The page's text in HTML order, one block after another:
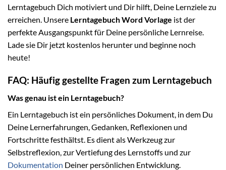
Lerntagebuch Dich motiviert und Dir hilft, Deine Lernziele zu
erreichen. Unsere Lerntagebuch Word Vorlage ist der
perfekte Ausgangspunkt für Deine persönliche Lernreise.
Lade sie Dir jetzt kostenlos herunter und beginne noch
heute!
FAQ: Häufig gestellte Fragen zum Lerntagebuch
Was genau ist ein Lerntagebuch?
Ein Lerntagebuch ist ein persönliches Dokument, in dem Du
Deine Lernerfahrungen, Gedanken, Reflexionen und
Fortschritte festhältst. Es dient als Werkzeug zur
Selbstreflexion, zur Vertiefung des Lernstoffs und zur
Dokumentation Deiner persönlichen Entwicklung.